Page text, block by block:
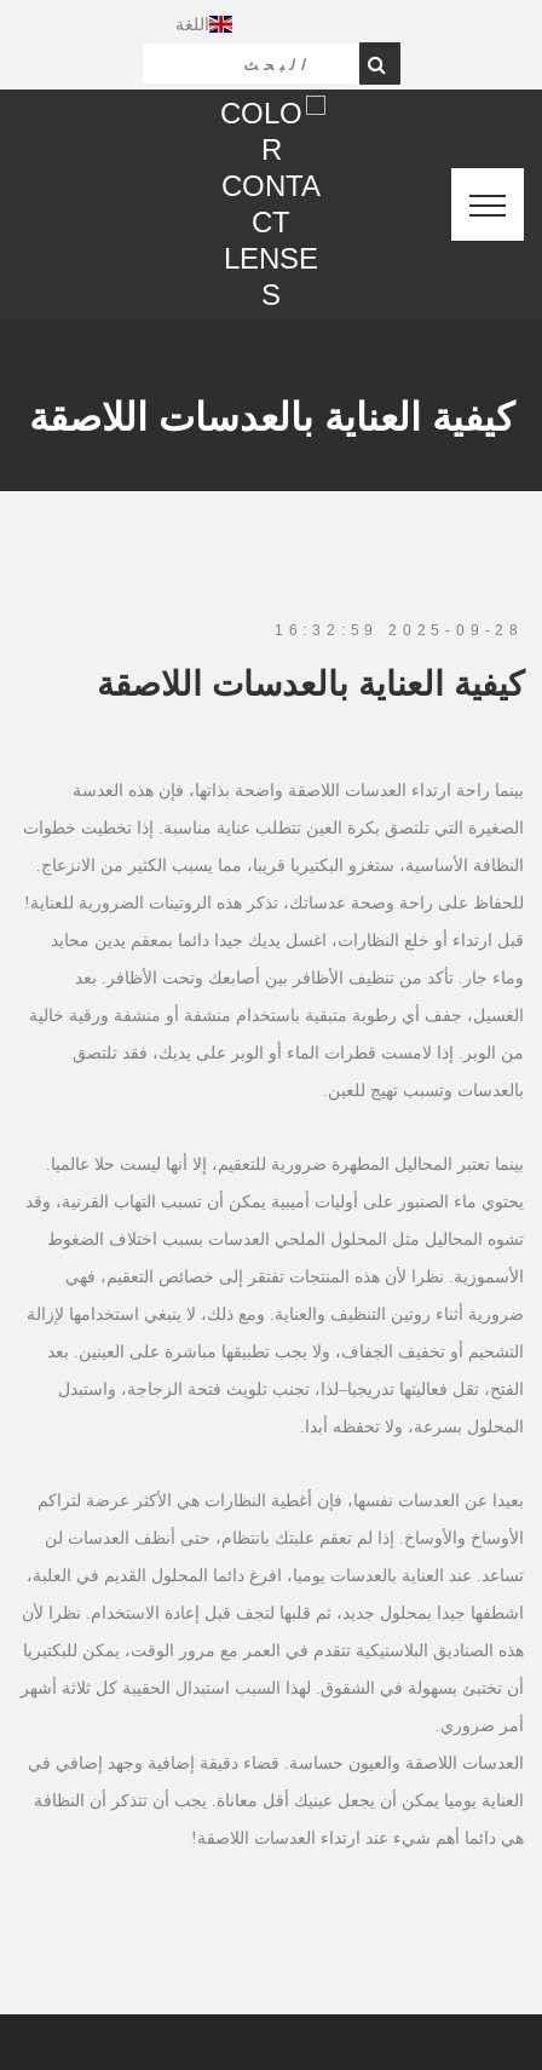
اللغة
كيفية العناية بالعدسات اللاصقة
2025-09-28 16:32:59
كيفية العناية بالعدسات اللاصقة
بينما راحة ارتداء العدسات اللاصقة واضحة بذاتها، فإن هذه العدسة
الصغيرة التي تلتصق بكرة العين تتطلب عناية مناسبة. إذا تخطيت خطوات
النظافة الأساسية، ستغزو البكتيريا قريبا، مما يسبب الكثير من الانزعاج.
للحفاظ على راحة وصحة عدساتك، تذكر هذه الروتينات الضرورية للعناية!
قبل ارتداء أو خلع النظارات، اغسل يديك جيدا دائما بمعقم يدين محايد
وماء جار. تأكد من تنظيف الأظافر بين أصابعك وتحت الأظافر. بعد
الغسيل، جفف أي رطوبة متبقية باستخدام منشفة أو منشفة ورقية خالية
من الوبر. إذا لامست قطرات الماء أو الوبر على يديك، فقد تلتصق
بالعدسات وتسبب تهيج للعين.
بينما تعتبر المحاليل المطهرة ضرورية للتعقيم، إلا أنها ليست حلا عالميا.
يحتوي ماء الصنبور على أوليات أميبية يمكن أن تسبب التهاب القرنية، وقد
تشوه المحاليل مثل المحلول الملحي العدسات بسبب اختلاف الضغوط
الأسموزية. نظرا لأن هذه المنتجات تفتقر إلى خصائص التعقيم، فهي
ضرورية أثناء روتين التنظيف والعناية. ومع ذلك، لا ينبغي استخدامها لإزالة
التشحيم أو تخفيف الجفاف، ولا يجب تطبيقها مباشرة على العينين. بعد
الفتح، تقل فعاليتها تدريجيا–لذا، تجنب تلويث فتحة الزجاجة، واستبدل
المحلول بسرعة، ولا تحفظه أبدا.
بعيدا عن العدسات نفسها، فإن أغطية النظارات هي الأكثر عرضة لتراكم
الأوساخ والأوساخ. إذا لم تعقم علبتك بانتظام، حتى أنظف العدسات لن
تساعد. عند العناية بالعدسات يوميا، افرغ دائما المحلول القديم في العلبة،
اشطفها جيدا بمحلول جديد، ثم قلبها لتجف قبل إعادة الاستخدام. نظرا لأن
هذه الصناديق البلاستيكية تتقدم في العمر مع مرور الوقت، يمكن للبكتيريا
أن تختبئ بسهولة في الشقوق. لهذا السبب استبدال الحقيبة كل ثلاثة أشهر
أمر ضروري.
العدسات اللاصقة والعيون حساسة. قضاء دقيقة إضافية وجهد إضافي في
العناية يوميا يمكن أن يجعل عينيك أقل معاناة. يجب أن تتذكر أن النظافة
هي دائما أهم شيء عند ارتداء العدسات اللاصقة!